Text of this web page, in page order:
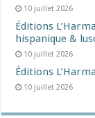
10 juillet 2026
Éditions
hispanique &
10 juillet 2026
Éditions
10 juillet 2026